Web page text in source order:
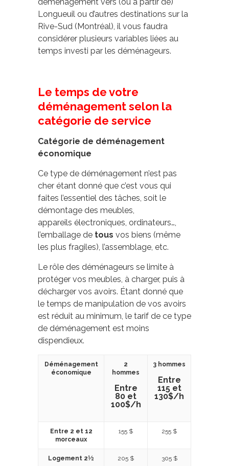
Longueuil ou d’autres destinations sur la
Rive-Sud (Montréal), il vous faudra
considérer plusieurs variables liées au
temps investi par les déménageurs.
Le temps de votre
déménagement selon la
catégorie de service
Catégorie de déménagement
économique
Ce type de déménagement n’est pas
cher étant donné que c’est vous qui
faites l’essentiel des tâches, soit le
démontage des meubles,
appareils électroniques, ordinateurs…,
l’emballage de tous vos biens (même
les plus fragiles), l’assemblage, etc.
Le rôle des déménageurs se limite à
protéger vos meubles, à charger, puis à
décharger vos avoirs. Étant donné que
le temps de manipulation de vos avoirs
est réduit au minimum, le tarif de ce type
de déménagement est moins
dispendieux.
Déménagement
économique
2
hommes
Entre
80 et
100$/h
3 hommes
Entre
115 et
130$/h
Entre 2 et 12
morceaux
155 $ 255 $
Logement 2½ 205 $ 305 $